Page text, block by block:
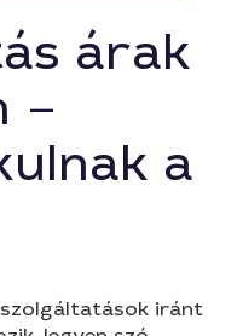
árak
–
a
iránt